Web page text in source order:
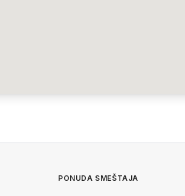
PONUDA SMEŠTAJA